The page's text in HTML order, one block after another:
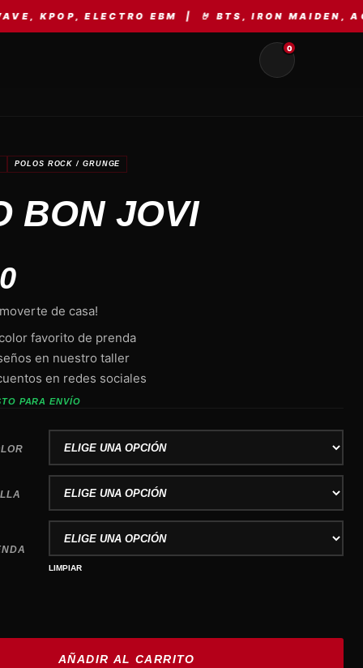
EBM | 🤘 BTS, IRON MAIDEN, AC/DC,
0
POLOS ROCK / GRUNGE
BON JOVI
de casa!
favorito de prenda
en nuestro taller
en redes sociales
PARA ENVÍO
LIMPIAR
AÑADIR AL CARRITO